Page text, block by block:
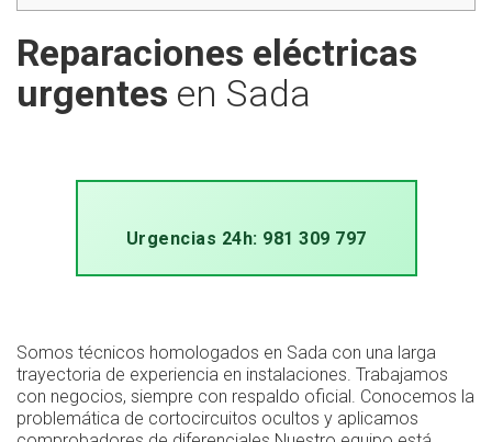
Reparaciones eléctricas
urgentes en Sada
Urgencias 24h: 981 309 797
Somos técnicos homologados en Sada con una larga
trayectoria de experiencia en instalaciones. Trabajamos
con negocios, siempre con respaldo oficial. Conocemos la
problemática de cortocircuitos ocultos y aplicamos